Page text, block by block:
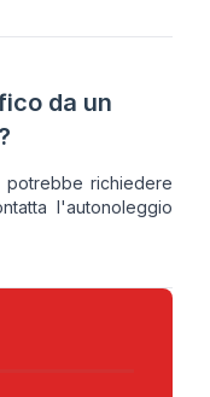
da un
potrebbe richiedere
l'autonoleggio